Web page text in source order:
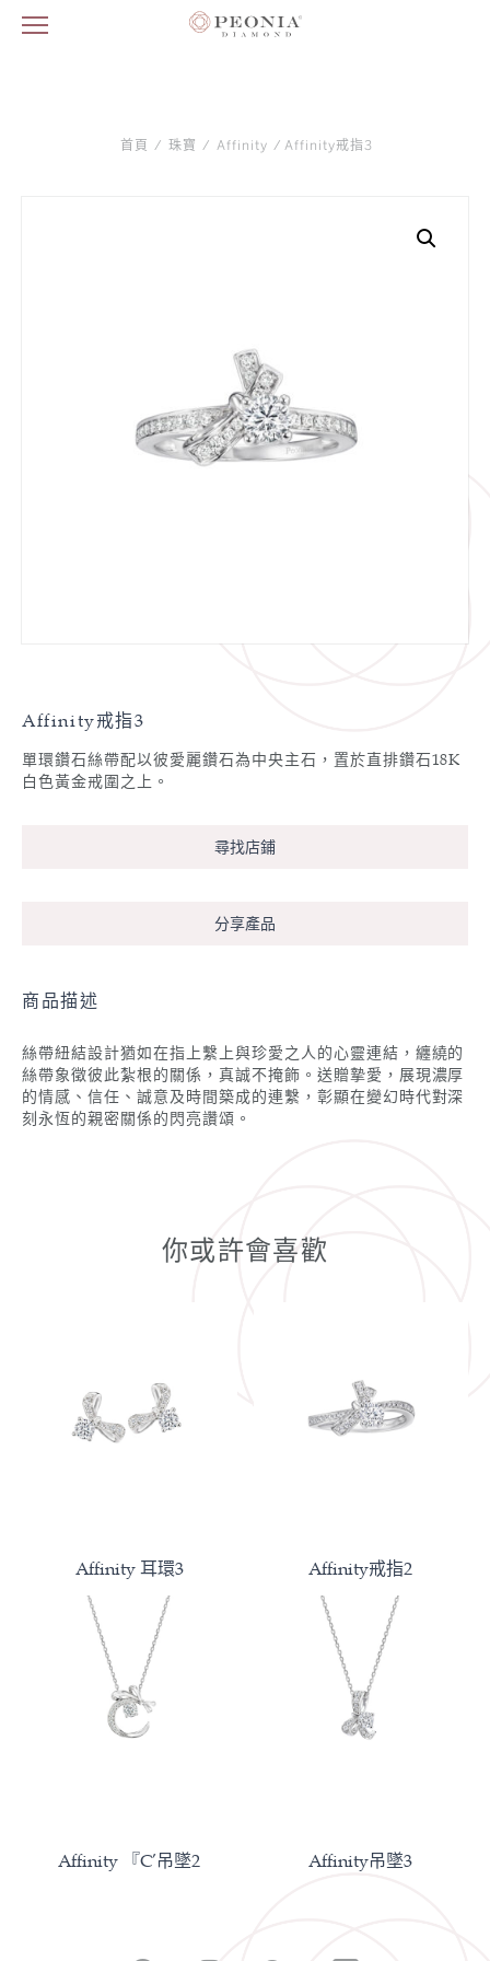
首頁 / 珠寶 / Affinity / Affinity戒指3
Affinity戒指3
單環鑽石絲帶配以彼愛麗鑽石為中央主石，置於直排鑽石18K
白色黃金戒圍之上。
尋找店鋪
分享產品
商品描述
絲帶紐結設計猶如在指上繫上與珍愛之人的心靈連結，纏繞的
絲帶象徵彼此紮根的關係，真誠不掩飾。送贈摯愛，展現濃厚
的情感、信任、誠意及時間築成的連繫，彰顯在變幻時代對深
刻永恆的親密關係的閃亮讚頌。
你或許會喜歡
Affinity 耳環3 Affinity戒指2
Affinity 『C’吊墜2 Affinity吊墜3